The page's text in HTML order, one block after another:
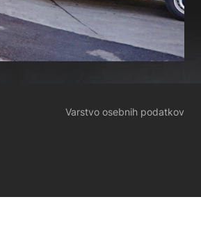
Varstvo osebnih podatkov